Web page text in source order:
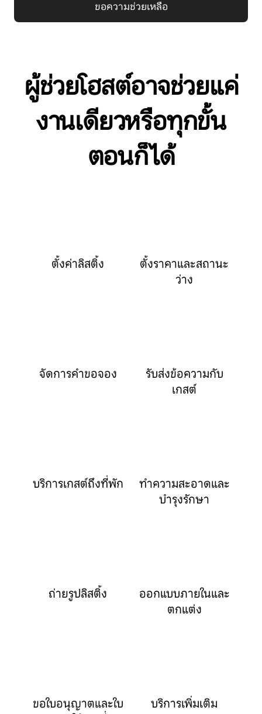
ขอความช่วยเหลือ
ผู้ช่วยโฮสต์อาจช่วยแค่
งานเดียวหรือทุกขั้น
ตอนก็ได้
ตั้งค่าลิสติ้ง
ตั้งราคาและสถานะ
ว่าง
จัดการคำขอจอง
รับส่งข้อความกับ
เกสต์
บริการเกสต์ถึงที่พัก
ทำความสะอาดและ
บำรุงรักษา
ถ่ายรูปลิสติ้ง
ออกแบบภายในและ
ตกแต่ง
ขอใบอนุญาตและใบ
บริการเพิ่มเติม